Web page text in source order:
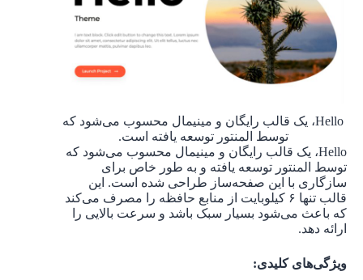
Hello، یک قالب رایگان و مینیمال محسوب می‌شود که
توسط المنتور توسعه یافته است.
Hello، یک قالب رایگان و مینیمال محسوب می‌شود که
توسط المنتور توسعه یافته و به طور خاص برای
سازگاری با این صفحه‌ساز طراحی شده است. این
قالب تنها ۶ کیلوبایت از منابع حافظه را مصرف می‌کند
که باعث می‌شود بسیار سبک باشد و سرعت بالایی را
ارائه دهد.
ویژگی‌های کلیدی: